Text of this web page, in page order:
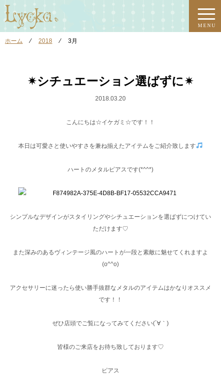
MENU
ホーム ⁄ 2018 ⁄ 3月
✴︎シチュエーション選ばずに✴︎
2018.03.20
こんにちは☆イケガミ☆です！！
本日は可愛さと使いやすさを兼ね揃えたアイテムをご紹介致します
ハートのメタルピアスです(*^^*)
シンプルなデザインがスタイリングやシチュエーションを選ばずにつけてい
ただけます♡
また深みのあるヴィンテージ風のハートが一段と素敵に魅せてくれますよ
(o^^o)
アクセサリーに迷ったら使い勝手抜群なメタルのアイテムはかなりオススメ
です！！
ぜひ店頭でご覧になってみてください(´∀｀)
皆様のご来店をお待ち致しております♡
ピアス